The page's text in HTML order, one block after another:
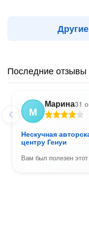
Последние отзывы
М
Марина31
Нескучная
центру Генуи
Вам был полезен